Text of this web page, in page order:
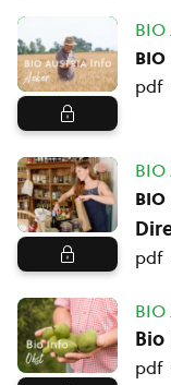
BIO
pdf
BIO
pdf
BIO
pdf